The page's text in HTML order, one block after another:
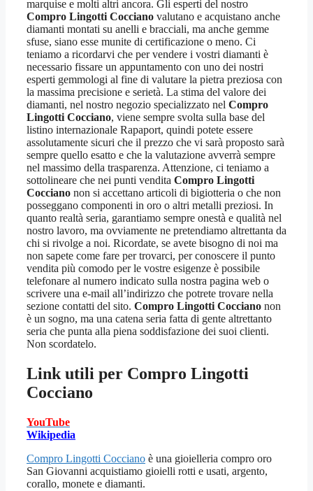
marquise e molti altri ancora. Gli esperti del nostro
Compro Lingotti Cocciano valutano e acquistano anche
diamanti montati su anelli e bracciali, ma anche gemme
sfuse, siano esse munite di certificazione o meno. Ci
teniamo a ricordarvi che per vendere i vostri diamanti è
necessario fissare un appuntamento con uno dei nostri
esperti gemmologi al fine di valutare la pietra preziosa con
la massima precisione e serietà. La stima del valore dei
diamanti, nel nostro negozio specializzato nel Compro
Lingotti Cocciano, viene sempre svolta sulla base del
listino internazionale Rapaport, quindi potete essere
assolutamente sicuri che il prezzo che vi sarà proposto sarà
sempre quello esatto e che la valutazione avverrà sempre
nel massimo della trasparenza. Attenzione, ci teniamo a
sottolineare che nei punti vendita Compro Lingotti
Cocciano non si accettano articoli di bigiotteria o che non
posseggano componenti in oro o altri metalli preziosi. In
quanto realtà seria, garantiamo sempre onestà e qualità nel
nostro lavoro, ma ovviamente ne pretendiamo altrettanta da
chi si rivolge a noi. Ricordate, se avete bisogno di noi ma
non sapete come fare per trovarci, per conoscere il punto
vendita più comodo per le vostre esigenze è possibile
telefonare al numero indicato sulla nostra pagina web o
scrivere una e-mail all’indirizzo che potrete trovare nella
sezione contatti del sito. Compro Lingotti Cocciano non
è un sogno, ma una catena seria fatta di gente altrettanto
seria che punta alla piena soddisfazione dei suoi clienti.
Non scordatelo.
Link utili per Compro Lingotti
Cocciano
YouTube
Wikipedia
Compro Lingotti Cocciano è una gioielleria compro oro
San Giovanni acquistiamo gioielli rotti e usati, argento,
corallo, monete e diamanti.